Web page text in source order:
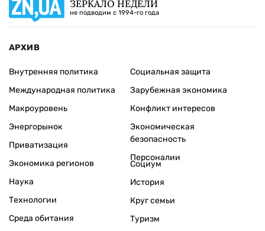
ЗЕРКАЛО НЕДЕЛИ
не подводим с 1994-го года
АРХИВ
Внутренняя политика
Международная политика
Макроуровень
Энергорынок
Приватизация
Экономика регионов
Социальная защита
Зарубежная экономика
Конфликт интересов
Экономическая
безопасность
Персоналии
Наука
Технологии
Среда обитания
Социум
История
Круг семьи
Туризм